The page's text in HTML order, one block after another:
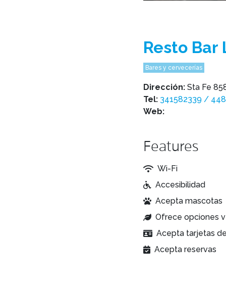
Resto Bar
Bares y cervecerías
Dirección: Sta Fe
Tel: 341582339 /
Web:
Features
Wi-Fi
Accesibilidad
Acepta mascotas
Ofrece opciones
Acepta tarjetas
Acepta reservas